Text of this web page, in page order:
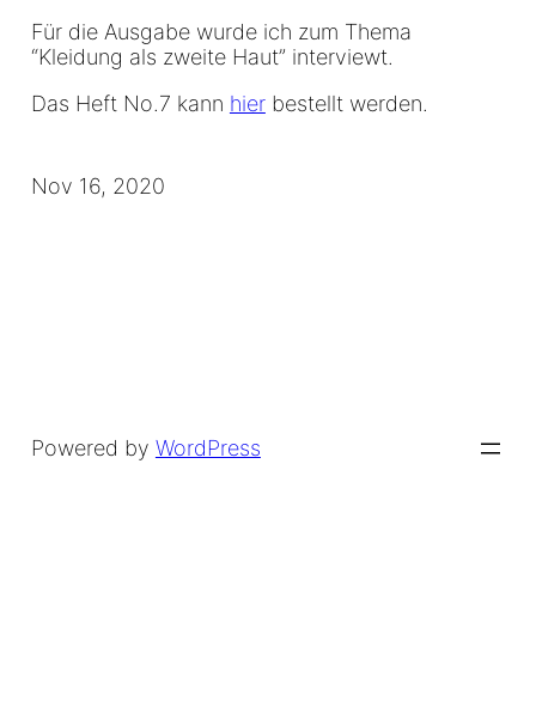
Für die Ausgabe wurde ich zum Thema
“Kleidung als zweite Haut” interviewt.
Das Heft No.7 kann hierbestellt werden.
Nov 16, 2020
Powered by WordPress